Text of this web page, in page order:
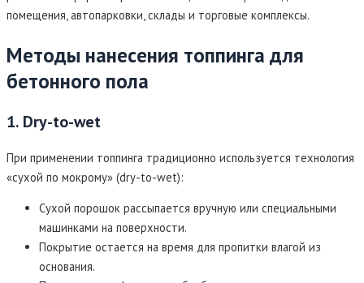
помещения, автопарковки, склады и торговые комплексы.
Методы нанесения топпинга для
бетонного пола
1. Dry-to-wet
При применении топпинга традиционно используется технология
«сухой по мокрому» (dry-to-wet):
Сухой порошок рассыпается вручную или специальными
машинками на поверхности.
Покрытие остается на время для пропитки влагой из
основания.